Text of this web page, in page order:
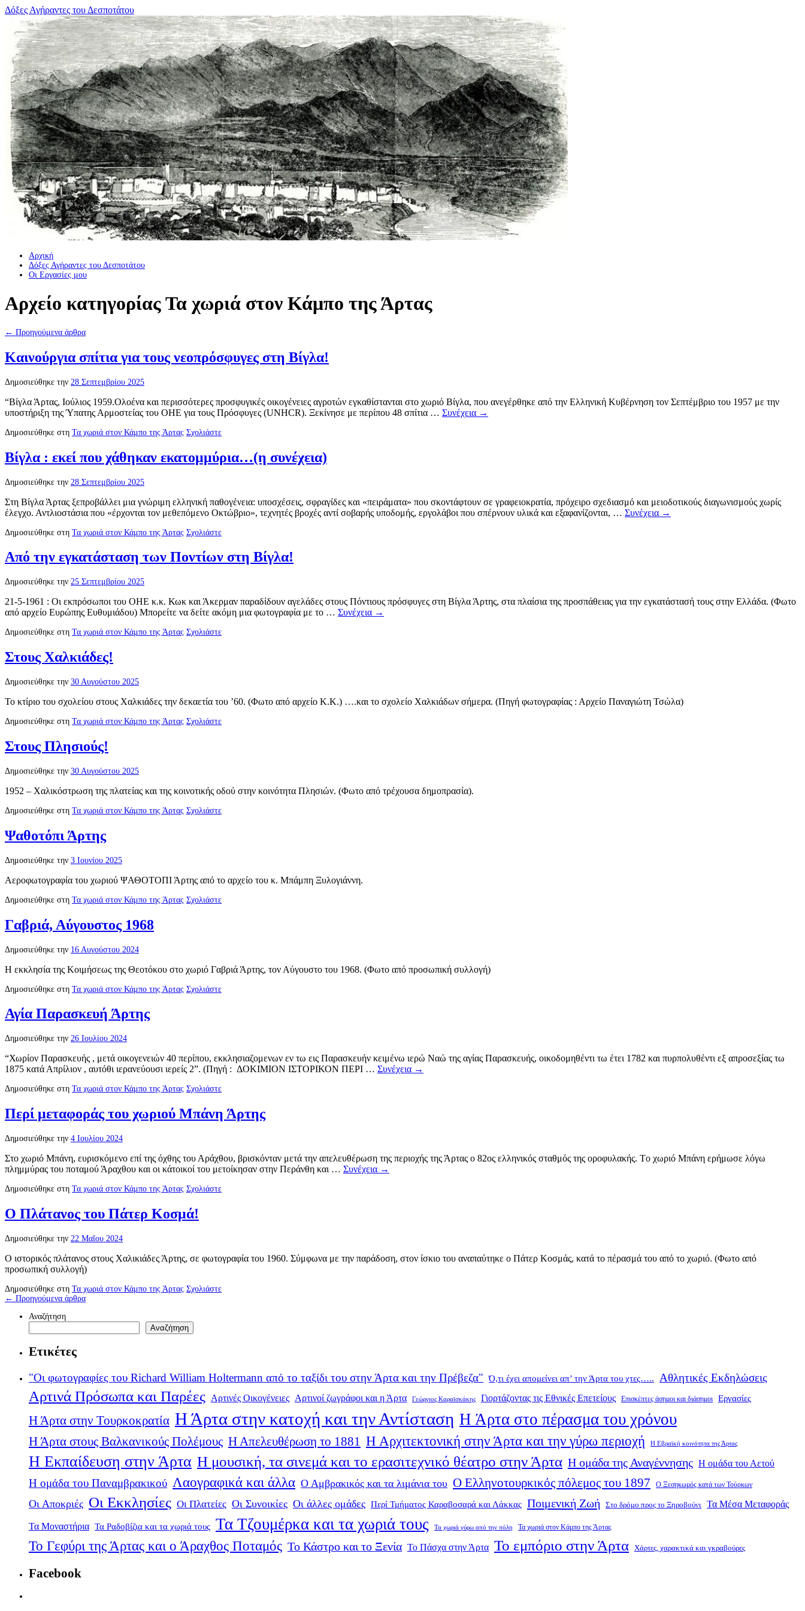
Μετάβαση
περιεχόμενο
Δόξες Αγήραντες του Δεσποτάτου
Αρχική
Δόξες Αγήραντες του Δεσποτάτου
Οι Eργασίες μου
Αρχείο κατηγορίαςΤα χωριά στον Κάμπο της Άρτας
← Προηγούμενα άρθρα
Καινούργια σπίτια για τους νεοπρόσφυγες στη Βίγλα!
Δημοσιεύθηκε την 28 Σεπτεμβρίου 2025
“Βίγλα Άρτας, Ιούλιος 1959.Ολοένα και περισσότερες προσφυγικές οικογένειες αγροτών εγκαθίστανται στο χωριό Βίγλα, που ανεγέρθηκε από την Ελληνική Κυβέρνηση τον Σεπτέμβριο του 1957 με την
υποστήριξη της Ύπατης Αρμοστείας του ΟΗΕ για τους Πρόσφυγες (UNHCR). Ξεκίνησε με περίπου 48 σπίτια … Συνέχεια →
Δημοσιεύθηκε στη Τα χωριά στον Κάμπο της Άρτας Σχολιάστε
Βίγλα : εκεί που χάθηκαν εκατομμύρια…(η συνέχεια)
Δημοσιεύθηκε την 28 Σεπτεμβρίου 2025
Στη Βίγλα Άρτας ξεπροβάλλει μια γνώριμη ελληνική παθογένεια: υποσχέσεις, σφραγίδες και «πειράματα» που σκοντάφτουν σε γραφειοκρατία, πρόχειρο σχεδιασμό και μειοδοτικούς διαγωνισμούς χωρίς
έλεγχο. Αντλιοστάσια που «έρχονται τον μεθεπόμενο Οκτώβριο», τεχνητές βροχές αντί σοβαρής υποδομής, εργολάβοι που σπέρνουν υλικά και εξαφανίζονται, … Συνέχεια →
Δημοσιεύθηκε στη Τα χωριά στον Κάμπο της Άρτας Σχολιάστε
Από την εγκατάσταση των Ποντίων στη Βίγλα!
Δημοσιεύθηκε την 25 Σεπτεμβρίου 2025
21-5-1961 : Οι εκπρόσωποι του ΟΗΕ κ.κ. Κωκ και Άκερμαν παραδίδουν αγελάδες στους Πόντιους πρόσφυγες στη Βίγλα Άρτης, στα πλαίσια της προσπάθειας για την εγκατάστασή τους στην Ελλάδα. (Φωτο
από αρχείο Ευρώπης Ευθυμιάδου) Μπορείτε να δείτε ακόμη μια φωτογραφία με το … Συνέχεια →
Δημοσιεύθηκε στη Τα χωριά στον Κάμπο της Άρτας Σχολιάστε
Στους Χαλκιάδες!
Δημοσιεύθηκε την 30 Αυγούστου 2025
Το κτίριο του σχολείου στους Χαλκιάδες την δεκαετία του ’60. (Φωτο από αρχείο Κ.Κ.) ….και το σχολείο Χαλκιάδων σήμερα. (Πηγή φωτογραφίας : Αρχείο Παναγιώτη Τσώλα)
Δημοσιεύθηκε στη Τα χωριά στον Κάμπο της Άρτας Σχολιάστε
Στους Πλησιούς!
Δημοσιεύθηκε την 30 Αυγούστου 2025
1952 – Χαλικόστρωση της πλατείας και της κοινοτικής οδού στην κοινότητα Πλησιών. (Φωτο από τρέχουσα δημοπρασία).
Δημοσιεύθηκε στη Τα χωριά στον Κάμπο της Άρτας Σχολιάστε
Ψαθοτόπι Άρτης
Δημοσιεύθηκε την 3 Ιουνίου 2025
Αεροφωτογραφία του χωριού ΨΑΘΟΤΟΠΙ Άρτης από το αρχείο του κ. Μπάμπη Ξυλογιάννη.
Δημοσιεύθηκε στη Τα χωριά στον Κάμπο της Άρτας Σχολιάστε
Γαβριά, Αύγουστος 1968
Δημοσιεύθηκε την 16 Αυγούστου 2024
Η εκκλησία της Κοιμήσεως της Θεοτόκου στο χωριό Γαβριά Άρτης, τον Αύγουστο του 1968. (Φωτο από προσωπική συλλογή)
Δημοσιεύθηκε στη Τα χωριά στον Κάμπο της Άρτας Σχολιάστε
Αγία Παρασκευή Άρτης
Δημοσιεύθηκε την 26 Ιουλίου 2024
“Χωρίον Παρασκευής , μετά οικογενειών 40 περίπου, εκκλησιαζομενων εν τω εις Παρασκευήν κειμένω ιερώ Ναώ της αγίας Παρασκευής, οικοδομηθέντι τω έτει 1782 και πυρπολυθέντι εξ απροσεξίας τω
1875 κατά Απρίλιον , αυτόθι ιερανεύουσι ιερείς 2”. (Πηγή : ΔΟΚΙΜΙΟΝ ΙΣΤΟΡΙΚΟΝ ΠΕΡΙ … Συνέχεια →
Δημοσιεύθηκε στη Τα χωριά στον Κάμπο της Άρτας Σχολιάστε
Περί μεταφοράς του χωριού Μπάνη Άρτης
Δημοσιεύθηκε την 4 Ιουλίου 2024
Στο χωριό Μπάνη, ευρισκόμενο επί της όχθης του Αράχθου, βρισκόνταν μετά την απελευθέρωση της περιοχής της Άρτας ο 82ος ελληνικός σταθμός της οροφυλακής. Tο χωριό Μπάνη ερήμωσε λόγω
πλημμύρας του ποταμού Άραχθου και οι κάτοικοί του μετοίκησαν στην Περάνθη και … Συνέχεια →
Δημοσιεύθηκε στη Τα χωριά στον Κάμπο της Άρτας Σχολιάστε
Ο Πλάτανος του Πάτερ Κοσμά!
Δημοσιεύθηκε την 22 Μαΐου 2024
Ο ιστορικός πλάτανος στους Χαλικιάδες Άρτης, σε φωτογραφία του 1960. Σύμφωνα με την παράδοση, στον ίσκιο του αναπαύτηκε ο Πάτερ Κοσμάς, κατά το πέρασμά του από το χωριό. (Φωτο από
προσωπική συλλογή)
Δημοσιεύθηκε στη Τα χωριά στον Κάμπο της Άρτας Σχολιάστε
← Προηγούμενα άρθρα
Αναζήτηση
Αναζήτηση
Ετικέτες
"Οι φωτογραφίες του Richard William Holtermann από το ταξίδι του στην Άρτα και την Πρέβεζα" Ό,τι έχει απομείνει απ’ την Άρτα του χτες….. Αθλητικές Εκδηλώσεις
Αρτινά Πρόσωπα και Παρέες Αρτινές Οικογένειες Αρτινοί ζωγράφοι και η Άρτα Γεώργιος Καραϊσκάκης Γιορτάζοντας τις Εθνικές Επετείους Επισκέπτες άσημοι και διάσημοι Εργασίες
Η Άρτα στην Τουρκοκρατία Η Άρτα στην κατοχή και την Αντίσταση Η Άρτα στο πέρασμα του χρόνου
Η Άρτα στους Βαλκανικούς Πολέμους Η Απελευθέρωση το 1881 Η Αρχιτεκτονική στην Άρτα και την γύρω περιοχή Η Εβραϊκή κοινότητα της Άρτας
Η Εκπαίδευση στην Άρτα Η μουσική, τα σινεμά και το ερασιτεχνικό θέατρο στην Άρτα Η ομάδα της Αναγέννησης Η ομάδα του Αετού
Η ομάδα του Παναμβρακικού Λαογραφικά και άλλα Ο Αμβρακικός και τα λιμάνια του Ο Ελληνοτουρκικός πόλεμος του 1897 Ο Ξεσηκωμός κατά των Τούρκων
Οι Αποκριές Οι Εκκλησίες Οι Πλατείες Οι Συνοικίες Οι άλλες ομάδες Περί Τμήματος Καραβοσαρά και Λάκκας Ποιμενική Ζωή Στο δρόμο προς το Ξηροβούνι Τα Μέσα Μεταφοράς
Τα Μοναστήρια Τα Ραδοβίζια και τα χωριά τους Τα Τζουμέρκα και τα χωριά τους Τα χωριά γύρω από την πόλη Τα χωριά στον Κάμπο της Άρτας
Το Γεφύρι της Άρτας και ο Άραχθος Ποταμός Το Κάστρο και το Ξενία Το Πάσχα στην Άρτα Το εμπόριο στην Άρτα Χάρτες, χαρακτικά και γκραβούρες
Facebook